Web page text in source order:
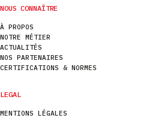
NOUS CONNAÎTRE
À PROPOS
NOTRE MÉTIER
ACTUALITÉS
NOS PARTENAIRES
CERTIFICATIONS & NORMES
LEGAL
MENTIONS LÉGALES